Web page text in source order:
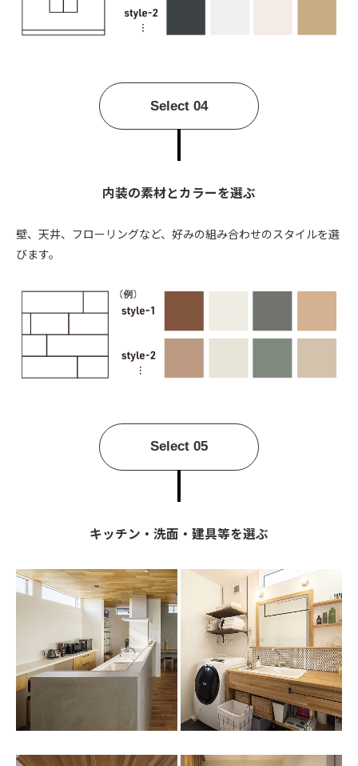
Select 04
内装の素材とカラーを選ぶ
壁、天井、フローリングなど、好みの組み合わせのスタイルを選
びます。
Select 05
キッチン・洗面・建具等を選ぶ